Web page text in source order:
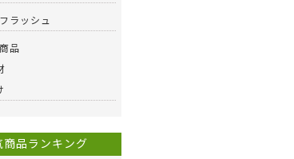
ラッシュ
品
商品ランキング